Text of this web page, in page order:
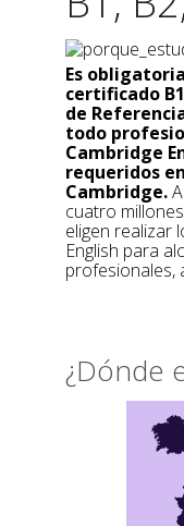
Es
certificado
de
todo
Cambridge
requeridos
Cambridge.
cuatro
eligen realizar
English para
profesionales,
¿Dónde